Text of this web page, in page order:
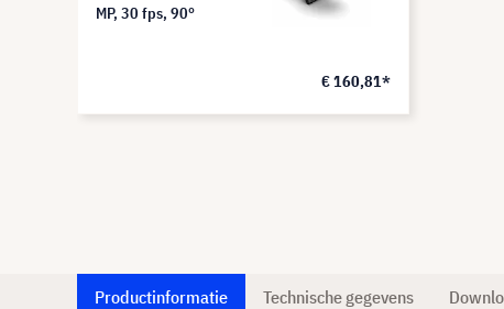
MP, 30 fps, 90°
€ 160,81*
Productinformatie Technische gegevens